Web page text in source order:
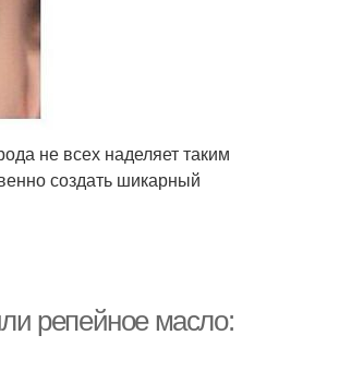
не всех наделяет таким
создать шикарный
репейное масло: